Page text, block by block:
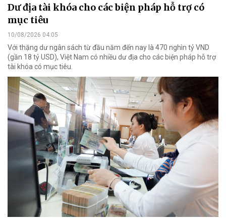
Dư địa tài khóa cho các biện pháp hỗ trợ có
mục tiêu
10/08/2026 04:05
Với thặng dư ngân sách từ đầu năm đến nay là 470 nghìn tỷ VND
(gần 18 tỷ USD), Việt Nam có nhiều dư địa cho các biện pháp hỗ trợ
tài khóa có mục tiêu.